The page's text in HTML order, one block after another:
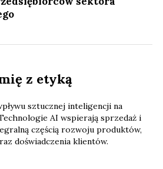
z etyką
sztucznej inteligencji na
AI wspierają sprzedaż i
częścią rozwoju produktów,
doświadczenia klientów.